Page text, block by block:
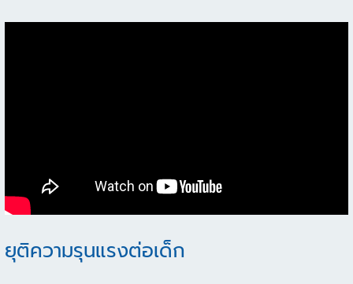
ยุติความรุนแรงต่อเด็ก